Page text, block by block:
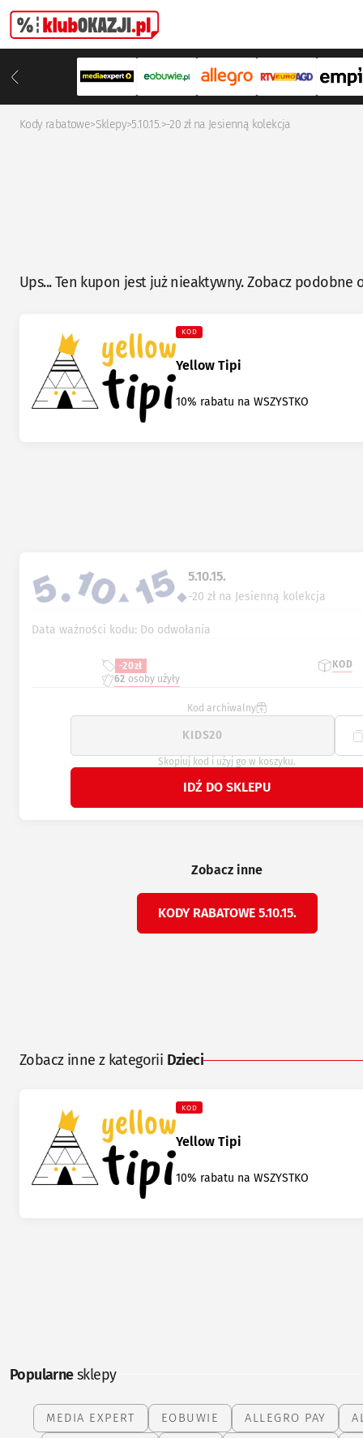
Kody rabatowe>Sklepy>5.10.15.>-20 zł na Jesienną kolekcja
Ups... Ten kupon jest już nieaktywny. Zobacz podobne
KOD
Yellow Tipi
10% rabatu na WSZYSTKO
5.10.15.
-20 zł na Jesienną kolekcja
Data ważności kodu: Do odwołania
-20zł
62 osoby użyły
KOD
Kod archiwalny
Skopiuj kod i użyj go w koszyku.
IDŹ DO SKLEPU
Zobacz inne
KODY RABATOWE 5.10.15.
Zobacz inne z kategorii Dzieci
KOD
Yellow Tipi
10% rabatu na WSZYSTKO
Popularnesklepy
MEDIA EXPERT EOBUWIE ALLEGRO PAY